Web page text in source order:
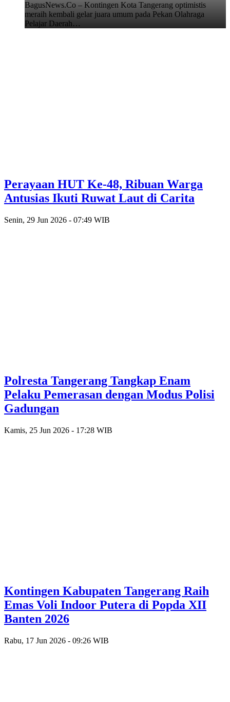
BagusNews.Co – Kontingen Kota Tangerang optimistis
meraih kembali gelar juara umum pada Pekan Olahraga
Pelajar Daerah…
Perayaan HUT Ke-48, Ribuan Warga
Antusias Ikuti Ruwat Laut di Carita
Senin, 29 Jun 2026 - 07:49 WIB
Polresta Tangerang Tangkap Enam
Pelaku Pemerasan dengan Modus Polisi
Gadungan
Kamis, 25 Jun 2026 - 17:28 WIB
Kontingen Kabupaten Tangerang Raih
Emas Voli Indoor Putera di Popda XII
Banten 2026
Rabu, 17 Jun 2026 - 09:26 WIB